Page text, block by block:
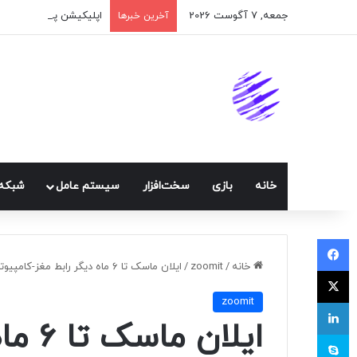
جمعه, 7 آگوست 2026 آخرین خبرها اپلیکیشن پیام‌رسان
خانه بازی سخت‌افزار سيستم عامل
خانه /
zoomit
/ ایلان ماسک تا ۶ ماه دیگر رابط مغز-کامپیوتر نورالینک را در انسان آزمایش می‌کند
zoomit
فیسبوک